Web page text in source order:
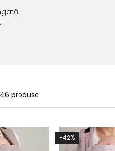
46 produse
-42%